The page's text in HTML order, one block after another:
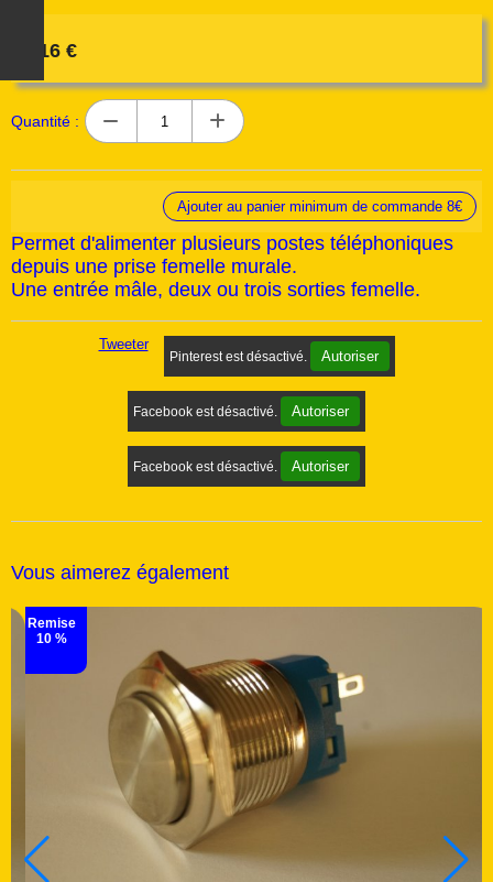
2,16 €
Quantité :
Ajouter au panier minimum de commande 8€
Permet d'alimenter plusieurs postes téléphoniques
depuis une prise femelle murale.
Une entrée mâle, deux ou trois sorties femelle.
Tweeter
Pinterest est désactivé. Autoriser
Facebook est désactivé. Autoriser
Facebook est désactivé. Autoriser
Vous aimerez également
Remise
10 %